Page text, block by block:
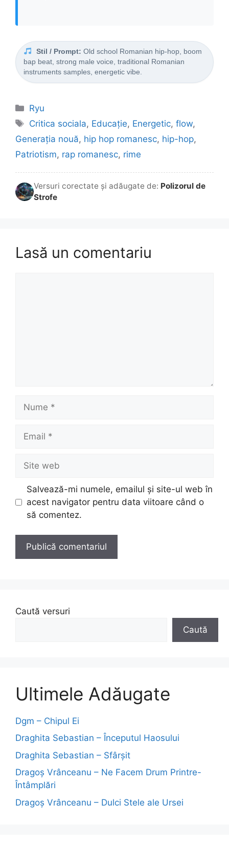
Stil / Prompt: Old school Romanian hip-hop, boom
bap beat, strong male voice, traditional Romanian
instruments samples, energetic vibe.
Categorii
Ryu
Etichete
Critica sociala, Educație, Energetic,flow,
Generația nouă, hip hop romanesc, hip-hop,
Patriotism, rap romanesc, rime
Versuri corectate și adăugate de: Polizorul de
Strofe
Lasă un comentariu
Nume
Email
Site
web
Salvează-mi numele, emailul și site-ul web în
acest navigator pentru data viitoare când o
să comentez.
Caută versuri
Caută
Ultimele Adăugate
Dgm – Chipul Ei
Draghita Sebastian – Începutul Haosului
Draghita Sebastian – Sfârșit
Dragoş Vrânceanu – Ne Facem Drum Printre-
Întâmplări
Dragoş Vrânceanu – Dulci Stele ale Ursei